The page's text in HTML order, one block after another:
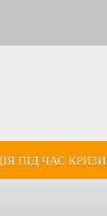
ПІД ЧАС КРИЗИ